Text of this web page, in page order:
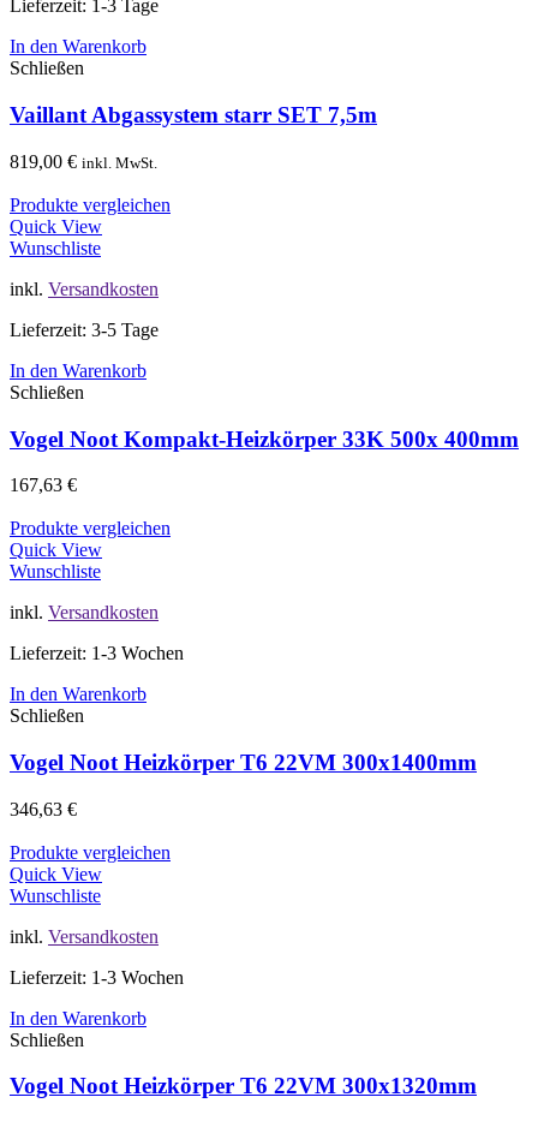
Lieferzeit: 1-3 Tage
In den Warenkorb
Schließen
Vaillant Abgassystem starr SET 7,5m
819,00 € inkl. MwSt.
Produkte vergleichen
Quick View
Wunschliste
inkl. Versandkosten
Lieferzeit: 3-5 Tage
In den Warenkorb
Schließen
Vogel Noot Kompakt-Heizkörper 33K 500x 400mm
167,63 €
Produkte vergleichen
Quick View
Wunschliste
inkl. Versandkosten
Lieferzeit: 1-3 Wochen
In den Warenkorb
Schließen
Vogel Noot Heizkörper T6 22VM 300x1400mm
346,63 €
Produkte vergleichen
Quick View
Wunschliste
inkl. Versandkosten
Lieferzeit: 1-3 Wochen
In den Warenkorb
Schließen
Vogel Noot Heizkörper T6 22VM 300x1320mm